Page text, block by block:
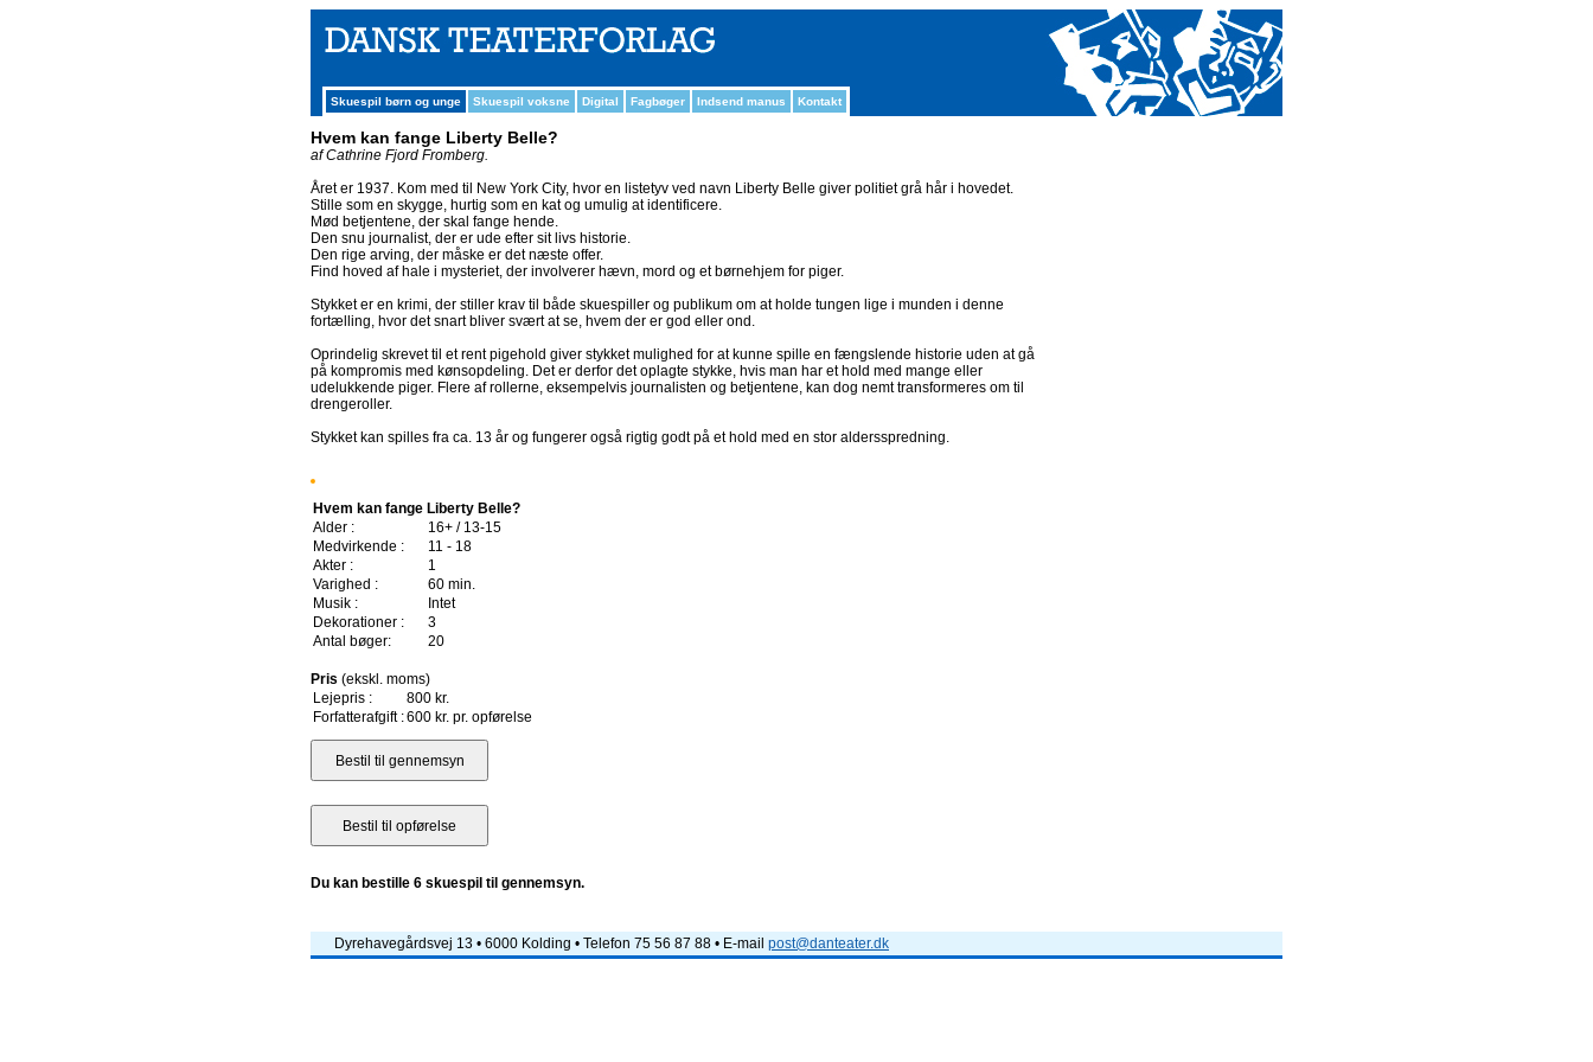
Skuespil børn og unge Skuespil voksne Digital Fagbøger Indsend manus Kontakt
Hvem kan fange Liberty Belle?
af Cathrine Fjord Fromberg.
Året er 1937. Kom med til New York City, hvor en listetyv ved navn Liberty Belle giver politiet grå hår i hovedet.
Stille som en skygge, hurtig som en kat og umulig at identificere.
Mød betjentene, der skal fange hende.
Den snu journalist, der er ude efter sit livs historie.
Den rige arving, der måske er det næste offer.
Find hoved af hale i mysteriet, der involverer hævn, mord og et børnehjem for piger.
Stykket er en krimi, der stiller krav til både skuespiller og publikum om at holde tungen lige i munden i denne
fortælling, hvor det snart bliver svært at se, hvem der er god eller ond.
Oprindelig skrevet til et rent pigehold giver stykket mulighed for at kunne spille en fængslende historie uden at gå
på kompromis med kønsopdeling. Det er derfor det oplagte stykke, hvis man har et hold med mange eller
udelukkende piger. Flere af rollerne, eksempelvis journalisten og betjentene, kan dog nemt transformeres om til
drengeroller.
Stykket kan spilles fra ca. 13 år og fungerer også rigtig godt på et hold med en stor aldersspredning.
Hvem kan fange Liberty Belle?
Alder :
16+ / 13-15
Medvirkende :
11 - 18
Akter :
1
Varighed :
60 min.
Musik :
Intet
Dekorationer :
3
Antal bøger:
20
Pris (ekskl. moms)
Lejepris :
800 kr.
Forfatterafgift :600 kr. pr. opførelse
Du kan bestille 6 skuespil til gennemsyn.
Dyrehavegårdsvej 13 • 6000 Kolding • Telefon 75 56 87 88 • E-mail post@danteater.dk